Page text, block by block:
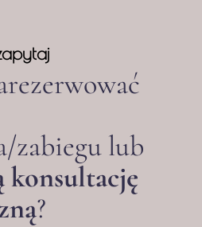
zabiegu lub
konsultację
?